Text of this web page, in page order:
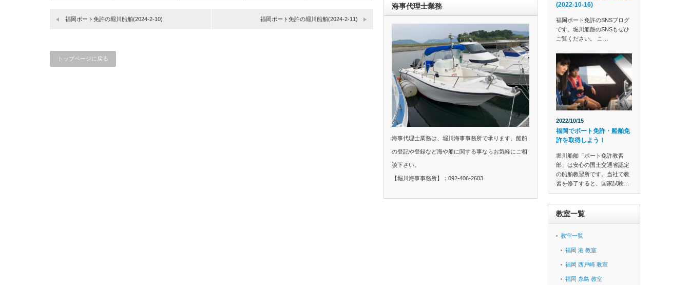
福岡ボート免許の堀川船舶(2024-2-10) 福岡ボート免許の堀川船舶(2024-2-11)
トップページに戻る
海事代理士業務
海事代理士業務は、堀川海事事務所で承ります。船舶
の登記や登録など海や船に関する事ならお気軽にご相
談下さい。
【堀川海事事務所】：092-406-2603
(2022-10-16)
福岡ボート免許のSNSブログ
です。堀川船舶のSNSもぜひ
ご覧ください。 こ…
2022/10/15
福岡でボート免許・船舶免
許を取得しよう！
堀川船舶「ボート免許教習
部」は安心の国土交通省認定
の船舶教習所です。当社で教
習を修了すると、国家試験…
教室一覧
教室一覧
福岡 港 教室
福岡 西戸崎 教室
福岡 糸島 教室